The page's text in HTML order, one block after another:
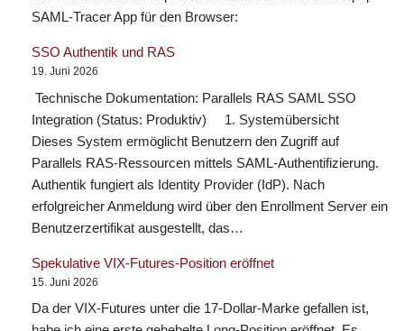
SAML-Tracer App für den Browser:
SSO Authentik und RAS
19. Juni 2026
Technische Dokumentation: Parallels RAS SAML SSO
Integration (Status: Produktiv) 1. Systemübersicht
Dieses System ermöglicht Benutzern den Zugriff auf
Parallels RAS-Ressourcen mittels SAML-Authentifizierung.
Authentik fungiert als Identity Provider (IdP). Nach
erfolgreicher Anmeldung wird über den Enrollment Server ein
Benutzerzertifikat ausgestellt, das…
Spekulative VIX-Futures-Position eröffnet
15. Juni 2026
Da der VIX-Futures unter die 17-Dollar-Marke gefallen ist,